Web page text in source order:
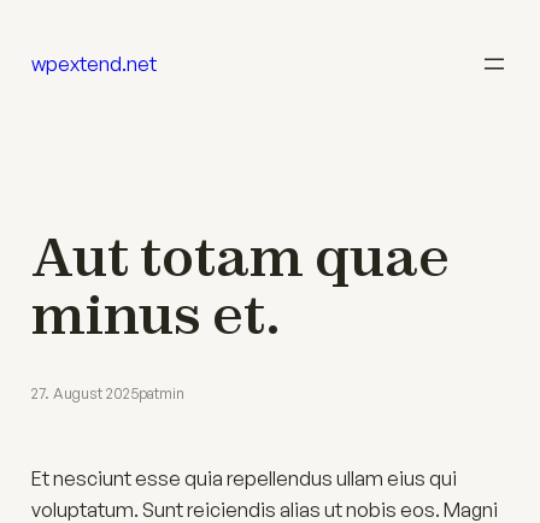
Inhalt
wpextend.net
Aut totam quae
minus et.
27. August 2025patmin
Et nesciunt esse quia repellendus ullam eius qui
voluptatum. Sunt reiciendis alias ut nobis eos. Magni